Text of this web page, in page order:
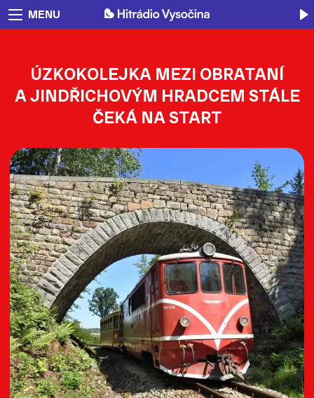
MENU
ÚZKOKOLEJKA MEZI OBRATANÍ
A JINDŘICHOVÝM HRADCEM STÁLE
ČEKÁ NA START